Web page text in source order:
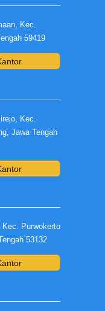
Kec.
59419
Kec.
Jawa Tengah
Purwokerto
53132